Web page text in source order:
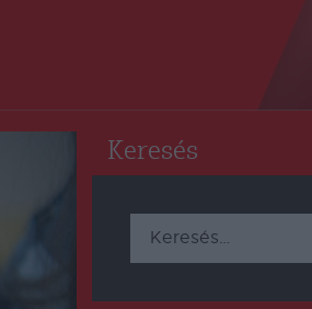
Keresés
Keresés: